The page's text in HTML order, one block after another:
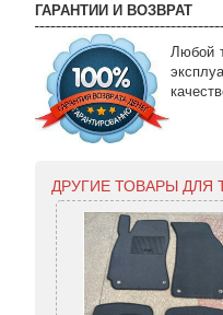
ГАРАНТИИ И ВОЗВРАТ
Любой
ДРУГИЕ ТОВАРЫ ДЛЯ